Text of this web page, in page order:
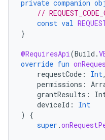
private companion
//
const val
}
@RequiresApi(Build .
override fun
requestCode : Int,
permissions :
grantResults :
deviceId :
Int
)
{
super .